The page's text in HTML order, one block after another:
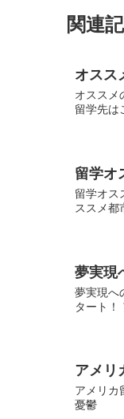
関連
オスス
オススメ
留学先は
留学オ
留学オス
ススメ都
夢実現
夢実現へ
タート！
アメリ
アメリカ
憂鬱